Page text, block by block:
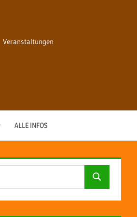
Veranstaltungen
ALLE INFOS
Suchen